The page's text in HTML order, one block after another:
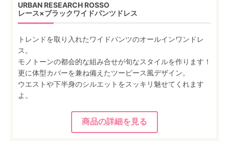
URBAN RESEARCH ROSSO
レース×ブラックワイドパンツドレス
トレンドを取り入れたワイドパンツのオールインワンドレ
ス。
モノトーンの都会的な組み合せが旬なスタイルを作ります！
更に体型カバーを兼ね備えたツーピース風デザイン。
ウエストや下半身のシルエットをスッキリ魅せてくれます
よ。